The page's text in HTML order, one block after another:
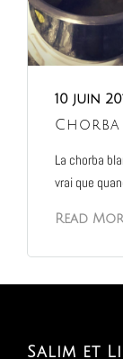
10 juin
Chorba
La chorba
vrai que
Read
Salim et